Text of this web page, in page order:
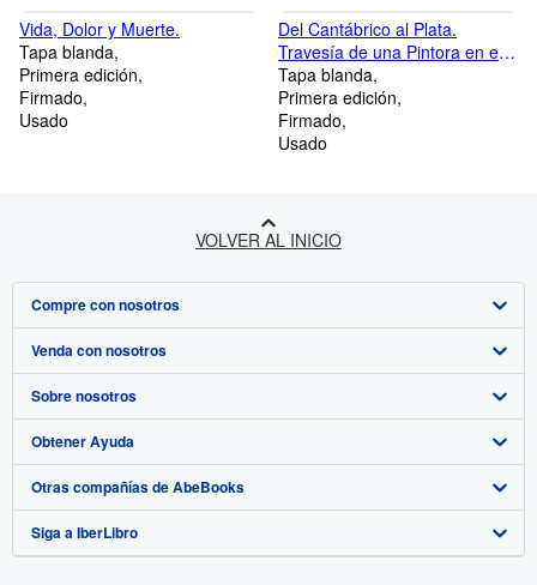
Vida, Dolor y Muerte.
Tapa blanda
Primera edición
Firmado
Usado
Del Cantábrico al Plata.
Travesía de una Pintora en el
P. de Satrústegui. (Notas y
apuntes de viaje de una
artista.)
Tapa blanda
Primera edición
Firmado
Usado
VOLVER AL INICIO
Compre con nosotros
Búsqueda avanzada
Colecciones
Mi cuenta
Mis pedidos
Ver carrito
Venda con nosotros
Comenzar a vender
Únase a nuestro programa de afiliados
Recomiende un vendedor
Sobre nosotros
Sobre IberLibro
Medios
Empleo
Obtener Ayuda
Preguntas frecuentes y guías
Atención al Cliente
Otras compañías de AbeBooks
AbeBooks.com
Siga a IberLibro